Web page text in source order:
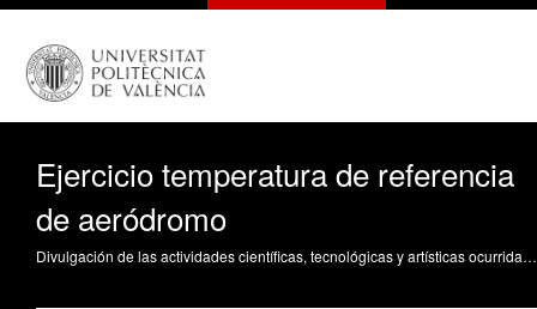
Ejercicio temperatura de referencia
de aeródromo
Divulgación de las actividades científicas, tecnológicas y artísticas ocurridas en los tres campus de la UPV